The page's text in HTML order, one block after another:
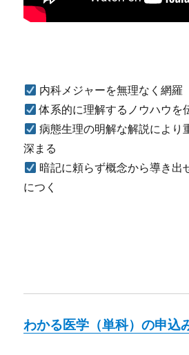
内科メジャーを無理なく網羅
体系的に理解するノウハウを
病態生理の明解な解説により
深まる
暗記に頼らず概念から導き出
につく
わかる医学（単科）の申込